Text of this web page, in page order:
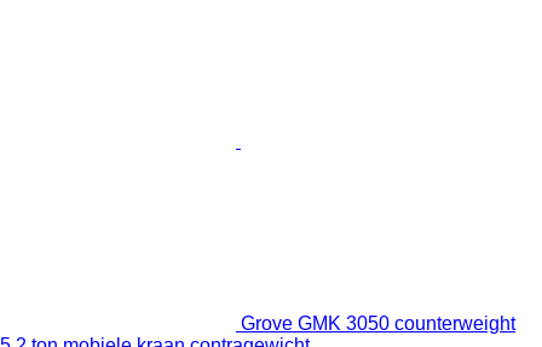
Grove GMK 3050 counterweight